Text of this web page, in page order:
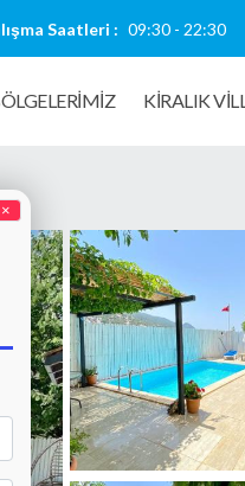
Saatleri : 09:30 - 22:30
KIRALIK
×